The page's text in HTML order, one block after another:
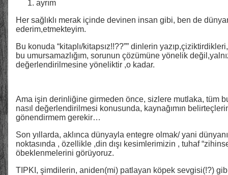
ayrım
Her sağlıklı merak içinde devinen insan gibi, ben de
ederim,etmekteyim.
Bu konuda “kitaplı/kitapsız!!??”” dinlerin
bu umursamazlığım, sorunun çözümüne yönelik
değerlendirilmesine yöneliktir ,o kadar.
Ama işin derinliğine girmeden önce, sizlere mutlaka, tüm
nasıl değerlendirilmesi konusunda, kaynağımın
gönendirmem gerekir…
Son yıllarda, aklınca dünyayla entegre olmak/ yani
noktasında , özellikle ,din dışı kesimlerimizin , tuhaf
öbeklenmelerini görüyoruz.
TIPKI, şimdilerin, aniden(mi) patlayan köpek sevgisi(!?)